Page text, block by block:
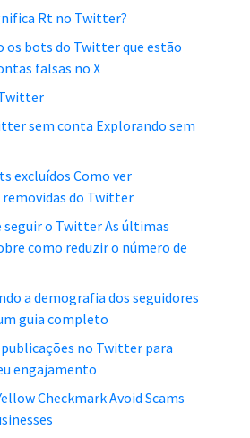
Rt no Twitter?
os bots do Twitter que estão
falsas no X
sem conta Explorando sem
excluídos Como ver
do Twitter
seguir o Twitter As últimas
como reduzir o número de
a demografia dos seguidores
guia completo
no Twitter para
engajamento
Checkmark Avoid Scams